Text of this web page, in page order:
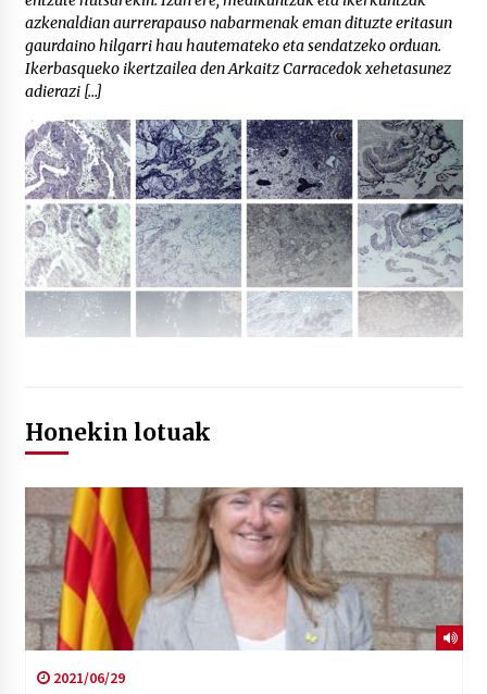
azkenaldian aurrerapauso nabarmenak eman dituzte eritasun
gaurdaino hilgarri hau hautemateko eta sendatzeko orduan.
Ikerbasqueko ikertzailea den Arkaitz Carracedok xehetasunez
adierazi […]
Honekin lotuak
2021/06/29